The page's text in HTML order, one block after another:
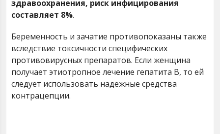
здравоохранения, риск инфицирования
составляет 8%.
Беременность и зачатие противопоказаны также
вследствие токсичности специфических
противовирусных препаратов. Если женщина
получает этиотропное лечение гепатита В, то ей
следует использовать надежные средства
контрацепции.